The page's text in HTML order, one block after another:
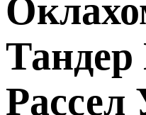
Рассел